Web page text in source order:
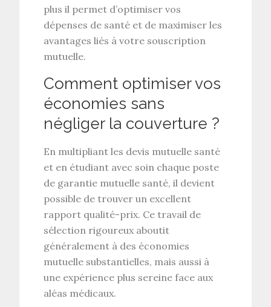
plus il permet d’optimiser vos
dépenses de santé et de maximiser les
avantages liés à votre souscription
mutuelle.
Comment optimiser vos
économies sans
négliger la couverture ?
En multipliant les devis mutuelle santé
et en étudiant avec soin chaque poste
de garantie mutuelle santé, il devient
possible de trouver un excellent
rapport qualité-prix. Ce travail de
sélection rigoureux aboutit
généralement à des économies
mutuelle substantielles, mais aussi à
une expérience plus sereine face aux
aléas médicaux.